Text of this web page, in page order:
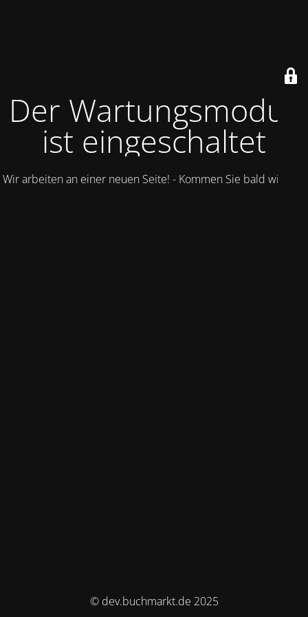
Der Wartungsmodus
ist eingeschaltet
Wir arbeiten an einer neuen Seite! - Kommen Sie bald wieder.
© dev.buchmarkt.de 2025